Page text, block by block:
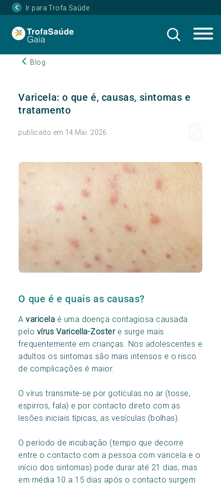
Ir para Trofa Saúde
Blog
Varicela: o que é, causas, sintomas e
tratamento
publicado em 14 Mai. 2026
O que é e quais as causas?
Avaricela é uma doença contagiosa causada
pelo vírus Varicella-Zostere surge mais
frequentemente em crianças. Nos adolescentes e
adultos os sintomas são mais intensos e o risco
de complicações é maior.
O vírus transmite-se por gotículas no ar (tosse,
espirros, fala) e por contacto direto com as
lesões iniciais típicas, as vesículas (bolhas).
O período de incubação (tempo que decorre
entre o contacto com a pessoa com varicela e o
início dos sintomas) pode durar até 21 dias, mas
em média 10 a 15 dias após o contacto surgem